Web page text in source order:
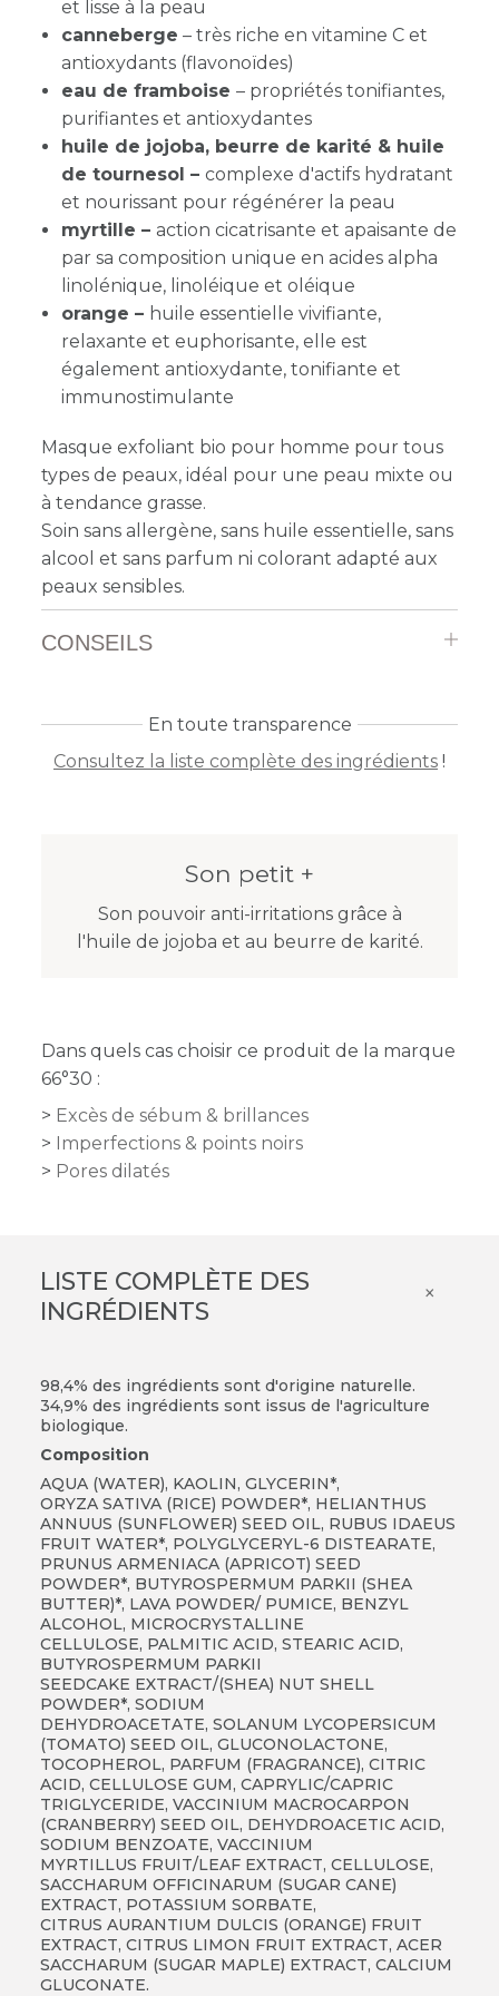
et lisse à la peau
canneberge – très riche en vitamine C et
antioxydants (flavonoïdes)
eau de framboise – propriétés tonifiantes,
purifiantes et antioxydantes
huile de jojoba, beurre de karité & huile
de tournesol – complexe d'actifs hydratant
et nourissant pour régénérer la peau
myrtille – action cicatrisante et apaisante de
par sa composition unique en acides alpha
linolénique, linoléique et oléique
orange – huile essentielle vivifiante,
relaxante et euphorisante, elle est
également antioxydante, tonifiante et
immunostimulante
Masque exfoliant bio pour homme pour tous
types de peaux, idéal pour une peau mixte ou
à tendance grasse.
Soin sans allergène, sans huile essentielle, sans
alcool et sans parfum ni colorant adapté aux
peaux sensibles.
CONSEILS
En toute transparence
Consultez la liste complète des ingrédients !
Son petit +
Son pouvoir anti-irritations grâce à
l'huile de jojoba et au beurre de karité.
Dans quels cas choisir ce produit de la marque
66°30 :
Excès de sébum & brillances
Imperfections & points noirs
Pores dilatés
LISTE COMPLÈTE DES
INGRÉDIENTS
×
98,4% des ingrédients sont d'origine naturelle.
34,9% des ingrédients sont issus de l'agriculture
biologique.
Composition
AQUA (WATER), KAOLIN, GLYCERIN*,
ORYZA SATIVA (RICE) POWDER*, HELIANTHUS
ANNUUS (SUNFLOWER) SEED OIL, RUBUS IDAEUS
FRUIT WATER*, POLYGLYCERYL-6 DISTEARATE,
PRUNUS ARMENIACA (APRICOT) SEED
POWDER*, BUTYROSPERMUM PARKII (SHEA
BUTTER)*, LAVA POWDER/ PUMICE, BENZYL
ALCOHOL, MICROCRYSTALLINE
CELLULOSE, PALMITIC ACID, STEARIC ACID,
BUTYROSPERMUM PARKII
SEEDCAKE EXTRACT/(SHEA) NUT SHELL
POWDER*, SODIUM
DEHYDROACETATE, SOLANUM LYCOPERSICUM
(TOMATO) SEED OIL, GLUCONOLACTONE,
TOCOPHEROL, PARFUM (FRAGRANCE), CITRIC
ACID, CELLULOSE GUM, CAPRYLIC/CAPRIC
TRIGLYCERIDE, VACCINIUM MACROCARPON
(CRANBERRY) SEED OIL, DEHYDROACETIC ACID,
SODIUM BENZOATE, VACCINIUM
MYRTILLUS FRUIT/LEAF EXTRACT, CELLULOSE,
SACCHARUM OFFICINARUM (SUGAR CANE)
EXTRACT, POTASSIUM SORBATE,
CITRUS AURANTIUM DULCIS (ORANGE) FRUIT
EXTRACT, CITRUS LIMON FRUIT EXTRACT, ACER
SACCHARUM (SUGAR MAPLE) EXTRACT, CALCIUM
GLUCONATE.